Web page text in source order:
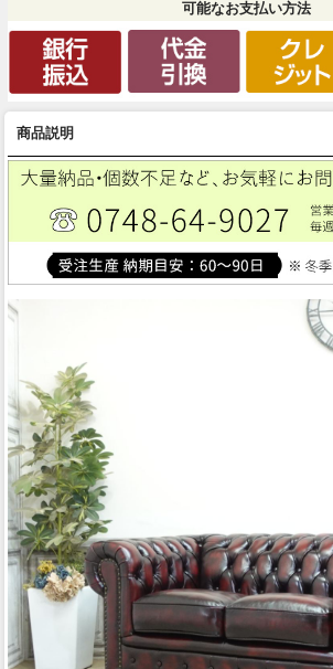
可能なお支払い方法
商品説明